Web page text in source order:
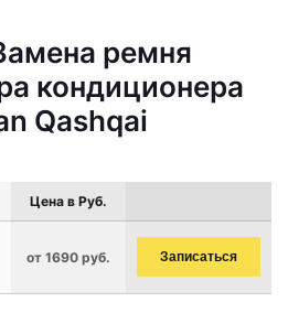
ремня
кондиционера
Qashqai
Цена в Руб.
от 1690 руб. Записаться